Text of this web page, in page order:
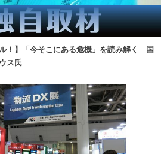
ル！】「今そこにある危機」を読み解く 国
ス氏